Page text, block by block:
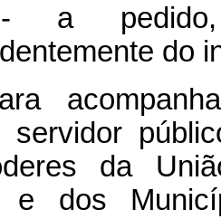
a pedido,
do
servidor
da
e dos